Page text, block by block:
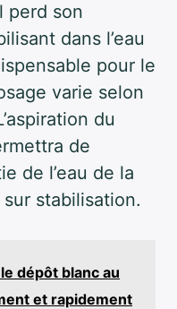
perd son
dans l’eau
pour le
varie selon
du
de
de l’eau de la
stabilisation.
dépôt blanc au
et rapidement